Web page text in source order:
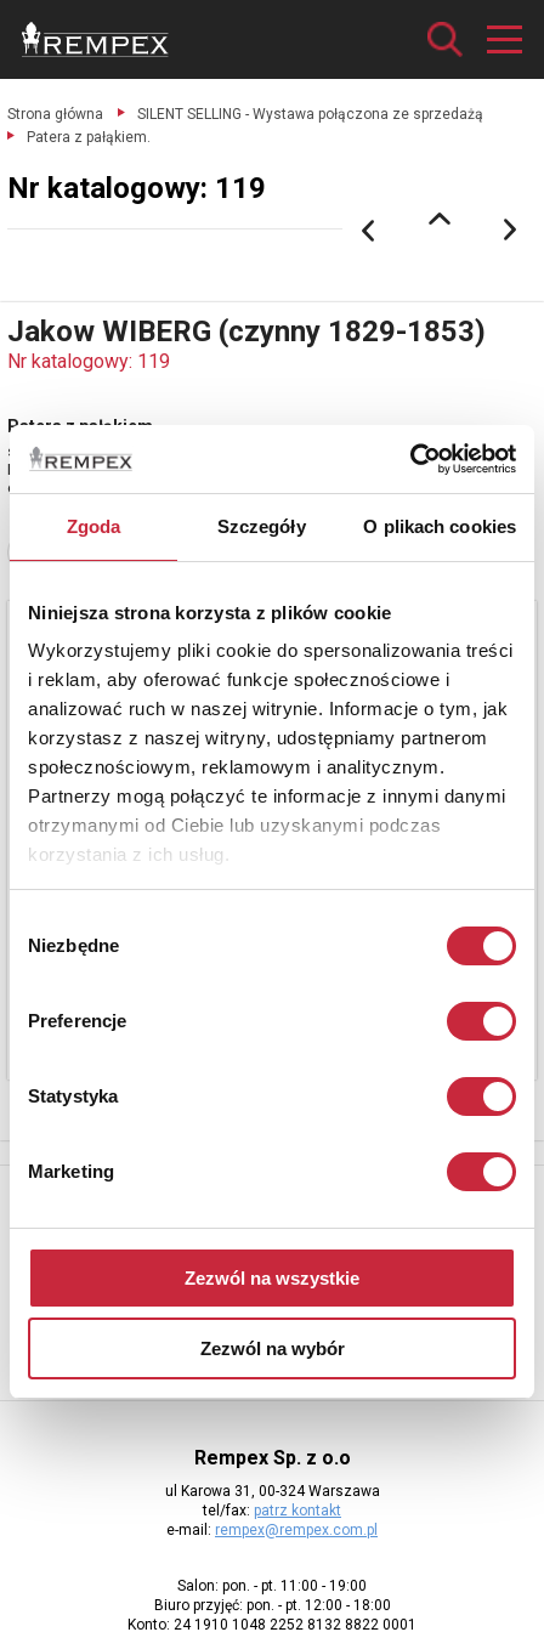
Zgoda Szczegóły O plikach cookies
Niniejsza strona korzysta z plików cookie
Wykorzystujemy pliki cookie do spersonalizowania treści
i reklam, aby oferować funkcje społecznościowe i
analizować ruch w naszej witrynie. Informacje o tym, jak
korzystasz z naszej witryny, udostępniamy partnerom
społecznościowym, reklamowym i analitycznym.
Partnerzy mogą połączyć te informacje z innymi danymi
otrzymanymi od Ciebie lub uzyskanymi podczas
korzystania z ich usług.
zgody
Niezbędne
Preferencje
Statystyka
Marketing
Zezwól na wszystkie
Zezwól na wybór
Strona główna
SILENT SELLING - Wystawa połączona ze sprzedażą
Patera z pałąkiem.
Nr katalogowy: 119
Jakow WIBERG (czynny 1829-1853)
Nr katalogowy: 119
Patera z pałąkiem
srebro cechowane; ; wys. 13,4 m, szer. 39 cm, głęb. 26 cm; waga 1064 g.
Moskwa, 1840.
estymacja: 9 000 - 11 000 zł
Rempex Sp. z o.o
ul Karowa 31, 00-324 Warszawa
tel/fax: patrz kontakt
e-mail: rempex@rempex.com.pl
Salon: pon. - pt. 11:00 - 19:00
Biuro przyjęć: pon. - pt. 12:00 - 18:00
Konto: 24 1910 1048 2252 8132 8822 0001